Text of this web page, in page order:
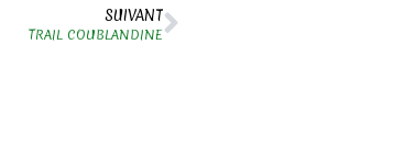
SUIVANT
TRAIL COUBLANDINE